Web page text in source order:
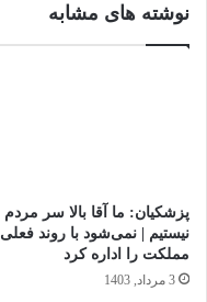
نوشته های مشابه
پزشکیان: ما آقا بالا سر مردم
نیستیم | نمی‌شود با روند فعلی
مملکت را اداره کرد
3 مرداد, 1403